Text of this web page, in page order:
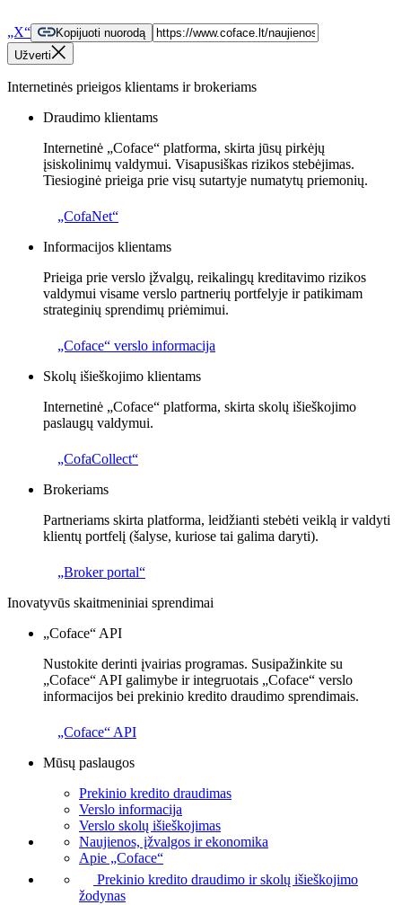
„X“
Kopijuoti nuorodą
Užverti
Internetinės prieigos klientams ir brokeriams
Draudimo klientams
Internetinė „Coface“ platforma, skirta jūsų pirkėjų
įsiskolinimų valdymui. Visapusiškas rizikos stebėjimas.
Tiesioginė prieiga prie visų sutartyje numatytų priemonių.
„CofaNet“
Informacijos klientams
Prieiga prie verslo įžvalgų, reikalingų kreditavimo rizikos
valdymui visame verslo partnerių portfelyje ir patikimam
strateginių sprendimų priėmimui.
„Coface“ verslo informacija
Skolų išieškojimo klientams
Internetinė „Coface“ platforma, skirta skolų išieškojimo
paslaugų valdymui.
„CofaCollect“
Brokeriams
Partneriams skirta platforma, leidžianti stebėti veiklą ir valdyti
klientų portfelį (šalyse, kuriose tai galima daryti).
„Broker portal“
Inovatyvūs skaitmeniniai sprendimai
„Coface“ API
Nustokite derinti įvairias programas. Susipažinkite su
„Coface“ API galimybe ir integruotais „Coface“ verslo
informacijos bei prekinio kredito draudimo sprendimais.
„Coface“ API
Mūsų paslaugos
Prekinio kredito draudimas
Verslo informacija
Verslo skolų išieškojimas
Naujienos, įžvalgos ir ekonomika
Apie „Coface“
Prekinio kredito draudimo ir skolų išieškojimo
žodynas